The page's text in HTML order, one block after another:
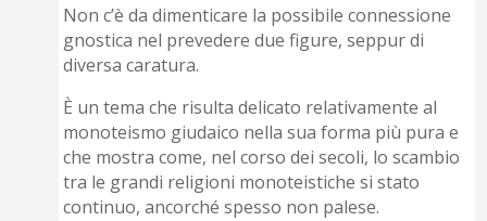
Non c’è da dimenticare la possibile connessione
gnostica nel prevedere due figure, seppur di
diversa caratura.
È un tema che risulta delicato relativamente al
monoteismo giudaico nella sua forma più pura e
che mostra come, nel corso dei secoli, lo scambio
tra le grandi religioni monoteistiche si stato
continuo, ancorché spesso non palese.